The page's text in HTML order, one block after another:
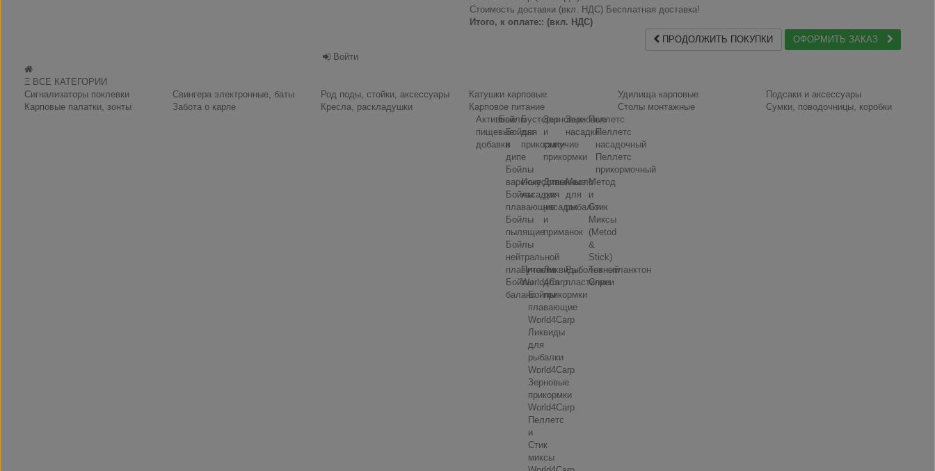
Стоимость доставки (вкл. НДС) Бесплатная доставка!
Итого, к оплате:: (вкл. НДС)
ПРОДОЛЖИТЬ ПОКУПКИ
ОФОРМИТЬ ЗАКАЗ
Войти
Ξ ВСЕ КАТЕГОРИИ
Сигнализаторы поклевки
Свингера электронные, баты Род поды, стойки, аксессуары Катушки карповые Удилища карповые
Подсаки и аксессуары
Карповые палатки, зонты
Забота о карпе Кресла, раскладушки
Карповое питание
Активные
пищевые
добавки
Бойлы
Бойлы
в
дипе
Бойлы
вареные
Бойлы
плавающие
Бойлы
пылящие
Бойлы
нейтральной
плавучести
Бойлы
баланс
Бустеры
для
прикормки
Зерновые
и
сыпучие
прикормки
Зерновые
насадки
Пеллетс
Пеллетс
насадочный
Пеллетс
прикормочный
Искусственные
насадки
Дипы
для
насадок
и
приманок
Масло
для
рыбалки
Метод
и
Стик
Миксы
(Metod
&
Stick)
Питание
World4Carp
Бойлы
плавающие
World4Carp
Ликвиды
для
рыбалки
World4Carp
Зерновые
прикормки
World4Carp
Пеллетс
и
Стик
миксы
Ликвиды
для
прикормки
Рыболовный
пластилин
Технопланктон
Спреи
Столы монтажные Сумки, поводочницы, коробки